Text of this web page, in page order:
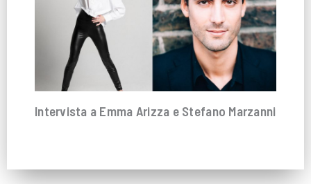
Intervista a Emma Arizza e Stefano Marzanni